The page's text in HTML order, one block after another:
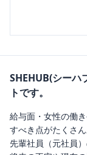
SHEHUB(シーハ
トです。
給与面・女性の働
すべき点がたくさん
先輩社員（元社員